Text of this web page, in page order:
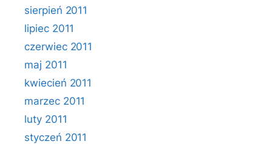
sierpień 2011
lipiec 2011
czerwiec 2011
maj 2011
kwiecień 2011
marzec 2011
luty 2011
styczeń 2011